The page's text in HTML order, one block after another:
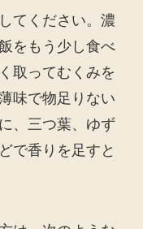
てください。濃
をもう少し食べ
取ってむくみを
味で物足りない
、三つ葉、ゆず
で香りを足すと